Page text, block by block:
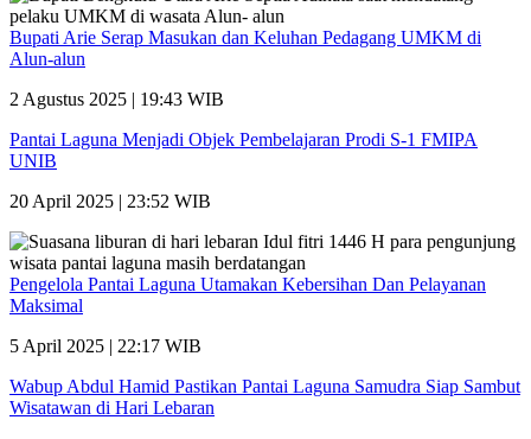
Bupati Arie Serap Masukan dan Keluhan Pedagang UMKM di
Alun-alun
2 Agustus 2025 | 19:43 WIB
Pantai Laguna Menjadi Objek Pembelajaran Prodi S-1 FMIPA
UNIB
20 April 2025 | 23:52 WIB
Pengelola Pantai Laguna Utamakan Kebersihan Dan Pelayanan
Maksimal
5 April 2025 | 22:17 WIB
Wabup Abdul Hamid Pastikan Pantai Laguna Samudra Siap Sambut
Wisatawan di Hari Lebaran